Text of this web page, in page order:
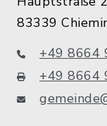
83339
+49 8664
+49 8664